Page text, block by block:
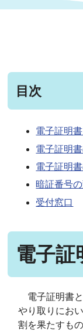
目次
電子証明
電子証明
電子証明
暗証番号
受付窓口
電子証
電子証明書
やり取りにお
割を果たすもの